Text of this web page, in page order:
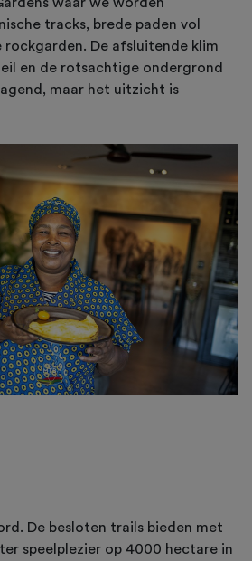
waar we worden
tracks, brede paden vol
rockgarden. De afsluitende klim
en de rotsachtige ondergrond
maar het uitzicht is
De besloten trails bieden met
speelplezier op 4000 hectare in